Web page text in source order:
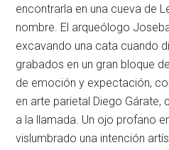
encontrarla en una cueva de
nombre. El arqueólogo
excavando una cata cuando
grabados en un gran bloque
de emoción y expectación,
en arte parietal Diego Gárate,
a la llamada. Un ojo profano
vislumbrado una intención